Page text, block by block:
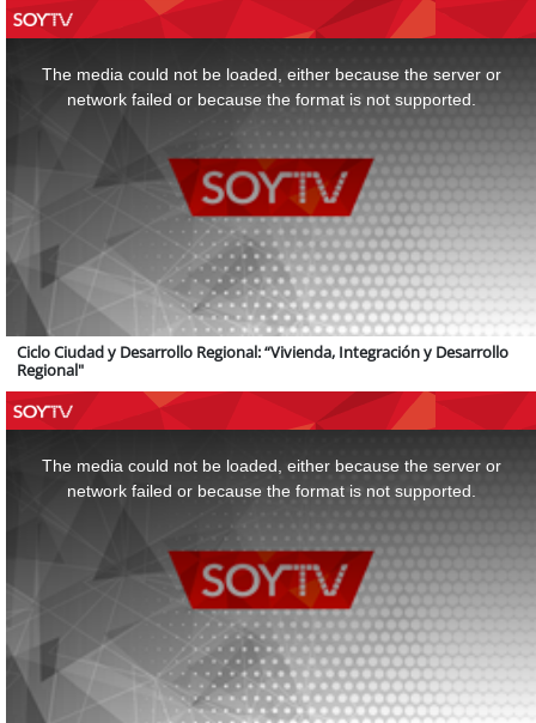
The media could not be loaded, either because the server or
network failed or because the format is not supported.
Ciclo Ciudad y Desarrollo Regional: “Vivienda, Integración y Desarrollo
Regional"
The media could not be loaded, either because the server or
network failed or because the format is not supported.